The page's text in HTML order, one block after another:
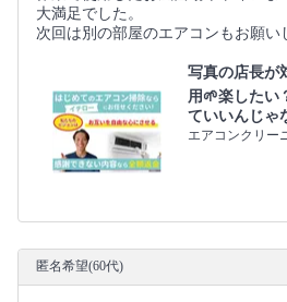
大満足でした。
次回は別の部屋のエアコンもお願い
写真の店長が
用🌱楽したい
ていいんじゃ
エアコンクリー
匿名希望(60代)